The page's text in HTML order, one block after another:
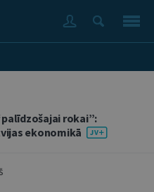
rokai”:
ekonomikā